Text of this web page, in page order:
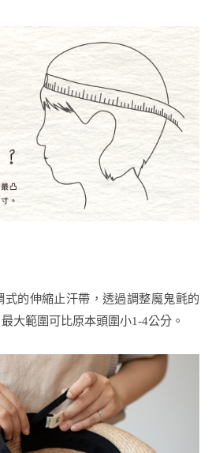
的伸縮止汗帶，透過調整魔鬼氈的
大範圍可比原本頭圍小1-4公分。